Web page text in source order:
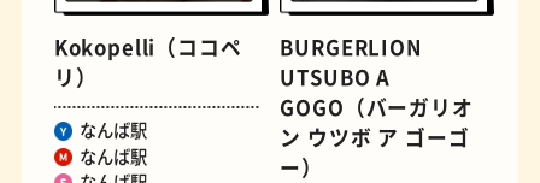
Kokopelli（ココペ
リ）
なんば駅
なんば駅
BURGERLION
UTSUBO A
GOGO（バーガリオ
ン ウツボ ア ゴーゴ
ー）